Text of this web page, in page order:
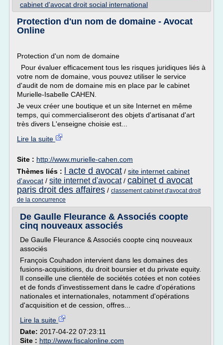
cabinet d'avocat droit social international
Protection d'un nom de domaine - Avocat
Online
Protection d'un nom de domaine
Pour évaluer efficacement tous les risques juridiques liés à
votre nom de domaine, vous pouvez utiliser le service
d'audit de nom de domaine mis en place par le cabinet
Murielle-Isabelle CAHEN.
Je veux créer une boutique et un site Internet en même
temps, qui commercialiseront des objets d'artisanat d'art
très divers L'enseigne choisie est...
Lire la suite
Site : http://www.murielle-cahen.com
Thèmes liés :
l acte d avocat / site internet cabinet
d'avocat / site internet d'avocat/ cabinet d avocat
paris droit des affaires / classement cabinet d'avocat droit
de la concurrence
De Gaulle Fleurance & Associés coopte
cinq nouveaux associés
De Gaulle Fleurance & Associés coopte cinq nouveaux
associés
François Couhadon intervient dans les domaines des
fusions-acquisitions, du droit boursier et du private equity.
Il conseille une clientèle de sociétés cotées et non cotées
et de fonds d'investissement dans le cadre d'opérations
nationales et internationales, notamment d'opérations
d'acquisition et de cession, offres...
Lire la suite
Date: 2017-04-22 07:23:11
Site : http://www.fiscalonline.com